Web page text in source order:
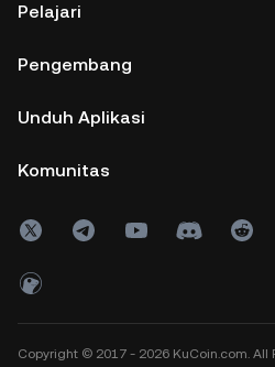
Pelajari
Pengembang
Unduh Aplikasi
Komunitas
Copyright © 2017 - 2026 KuCoin.com. All